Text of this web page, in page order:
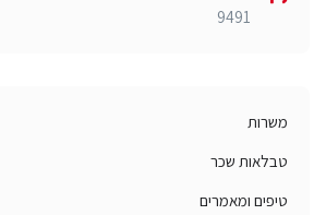
9491
משרות
טבלאות שכר
טיפים ומאמרים